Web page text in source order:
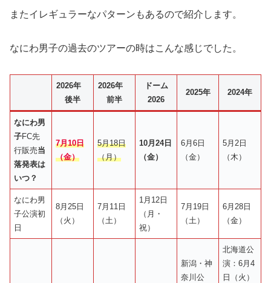
またイレギュラーなパターンもあるので紹介します。
なにわ男子の過去のツアーの時はこんな感じでした。
2026年
後半
2026年
前半
ドーム
2026
2025年 2024年
なにわ男
子FC先
行販売当
落発表は
いつ？
7月10日
（金）
5月18日
（月）
10月24日
（金）
6月6日
（金）
5月2日
（木）
なにわ男
子公演初
日
8月25日
（火）
7月11日
（土）
1月12日
（月・
祝）
7月19日
（土）
6月28日
（金）
新潟・神
奈川公
北海道公
演：6月4
日（火）